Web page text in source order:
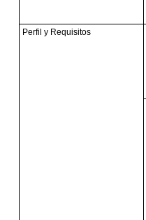
Perfil y Requisitos